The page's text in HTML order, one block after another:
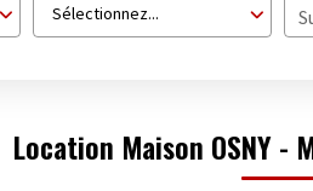
Sélectionnez...
Location Maison OSNY -